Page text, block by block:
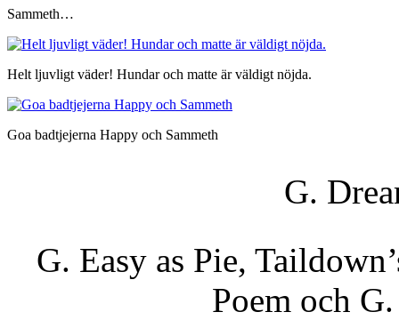
Sammeth…
Helt ljuvligt väder! Hundar och matte är väldigt nöjda.
Goa badtjejerna Happy och Sammeth
G.
G. Easy as Pie,
Poem och